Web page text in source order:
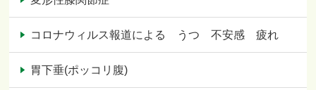
コロナウィルス報道による うつ 不安感 疲れ
胃下垂(ポッコリ腹)